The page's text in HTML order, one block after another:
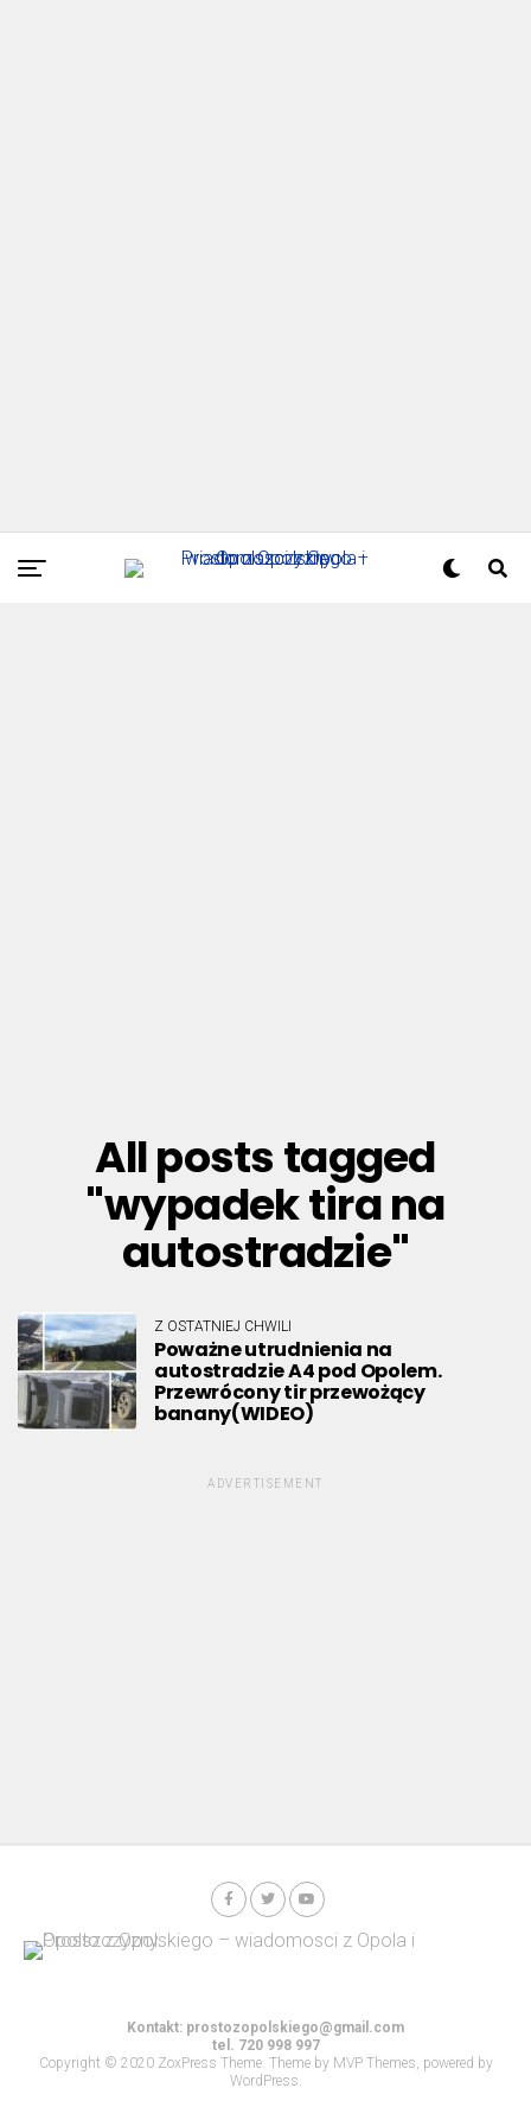
All posts tagged
"wypadek tira na
autostradzie"
Z OSTATNIEJ CHWILI
Poważne utrudnienia na
autostradzie A4 pod Opolem.
Przewrócony tir przewożący
banany(WIDEO)
ADVERTISEMENT
Kontakt: prostozopolskiego@gmail.com
tel. 720 998 997
Copyright © 2020 ZoxPress Theme. Theme by MVP Themes, powered by
WordPress.